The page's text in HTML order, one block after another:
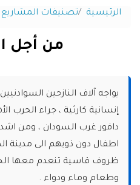
الرئيسية تصنيفات المشاريع
من أجل
يواجه آلاف النازحين
إنسانية كارثية ، جراء الحرب
دافور غرب السودان ، ومن
اطفال دون ذويهم الى مدينة
ظروف قاسية تنعدم معها
وطعام وماء ودواء .